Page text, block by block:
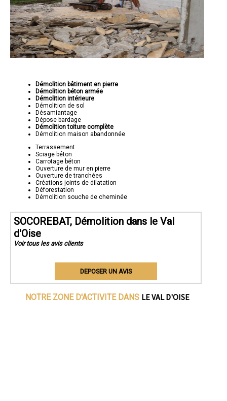
Démolition bâtiment en pierre
Démolition béton armée
Démolition intérieure
Démolition de sol
Désamiantage
Dépose bardage
Démolition toiture complète
Démolition maison abandonnée
Terrassement
Sciage béton
Carrotage béton
Ouverture de mur en pierre
Ouverture de tranchées
Créations joints de dilatation
Déforestation
Démolition souche de cheminée
SOCOREBAT, Démolition dans le Val
d'Oise
Voir tous les avis clients
DEPOSER UN AVIS
NOTRE ZONE D'ACTIVITE DANS LE VAL D'OISE